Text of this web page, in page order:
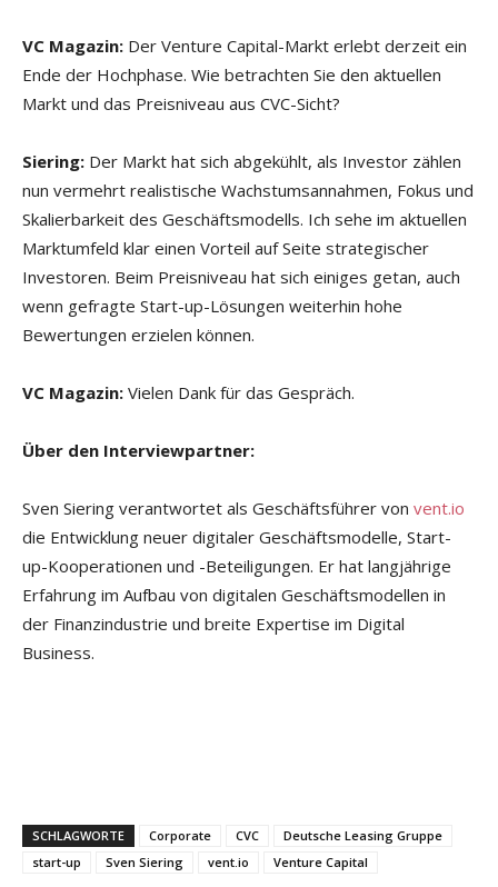
VC Magazin: Der Venture Capital-Markt erlebt derzeit ein
Ende der Hochphase. Wie betrachten Sie den aktuellen
Markt und das Preisniveau aus CVC-Sicht?
Siering: Der Markt hat sich abgekühlt, als Investor zählen
nun vermehrt realistische Wachstumsannahmen, Fokus und
Skalierbarkeit des Geschäftsmodells. Ich sehe im aktuellen
Marktumfeld klar einen Vorteil auf Seite strategischer
Investoren. Beim Preisniveau hat sich einiges getan, auch
wenn gefragte Start-up-Lösungen weiterhin hohe
Bewertungen erzielen können.
VC Magazin: Vielen Dank für das Gespräch.
Über den Interviewpartner:
Sven Siering verantwortet als Geschäftsführer von vent.io
die Entwicklung neuer digitaler Geschäftsmodelle, Start-
up-Kooperationen und -Beteiligungen. Er hat langjährige
Erfahrung im Aufbau von digitalen Geschäftsmodellen in
der Finanzindustrie und breite Expertise im Digital
Business.
SCHLAGWORTE Corporate CVC
Deutsche Leasing Gruppe
start-up
Sven Siering vent.io Venture Capital